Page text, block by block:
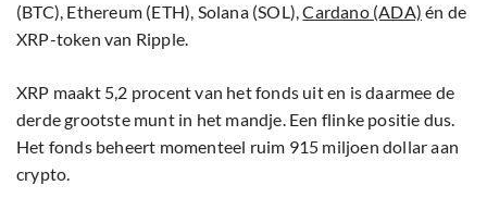
(BTC), Ethereum (ETH), Solana (SOL),Cardano (ADA) én de
XRP-token van Ripple.
XRP maakt 5,2 procent van het fonds uit en is daarmee de
derde grootste munt in het mandje. Een flinke positie dus.
Het fonds beheert momenteel ruim 915 miljoen dollar aan
crypto.